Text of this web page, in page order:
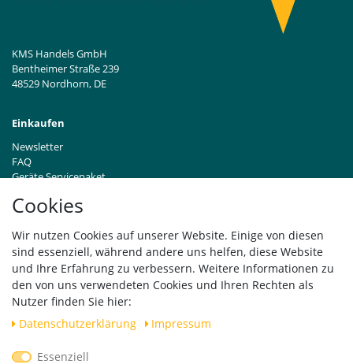
Cookies
Wir nutzen Cookies auf unserer Website. Einige von diesen
sind essenziell, während andere uns helfen, diese Website
und Ihre Erfahrung zu verbessern. Weitere Informationen zu
den von uns verwendeten Cookies und Ihren Rechten als
Nutzer finden Sie hier:
Daten­schutz­erklärung
Impressum
Essenziell
KMS Handels GmbH
Bentheimer Straße 239
48529 Nordhorn, DE
Einkaufen
Newsletter
FAQ
Geräte Servicepaket
Händleranfragen B2B
Widerrufsrecht
Vertrag widerrufen
Versand